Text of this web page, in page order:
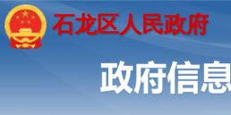
石龙区人民政府